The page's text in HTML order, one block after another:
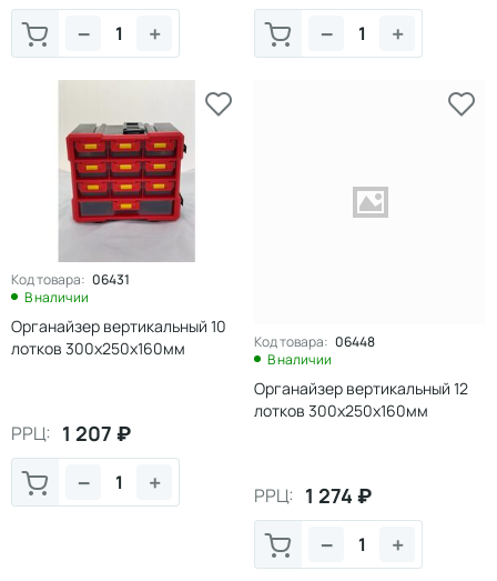
+
− +
−
Код товара: 06431
В наличии
Органайзер вертикальный 10
лотков 300х250х160мм
РРЦ: 1 207 ₽
+
−
Код товара: 06448
В наличии
Органайзер вертикальный 12
лотков 300х250х160мм
РРЦ: 1 274 ₽
+
−